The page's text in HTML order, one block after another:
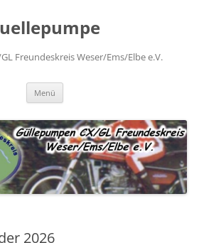
Freundeskreis Weser/Ems/Elbe e.V.
Menü
2026